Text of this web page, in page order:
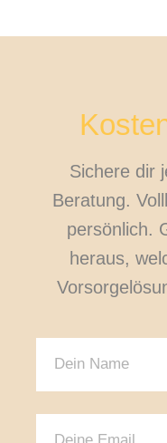
Sichere dir
Beratung.
persönlich.
heraus,